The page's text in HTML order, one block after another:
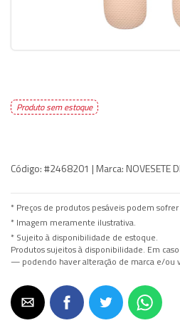
Produto sem estoque
Código:#2468201 | Marca: NOVESETE
* Preços de produtos pesáveis podem
* Imagem meramente ilustrativa.
* Sujeito à disponibilidade de estoque.
Produtos sujeitos à disponibilidade. Em
— podendo haver alteração de marca e/ou